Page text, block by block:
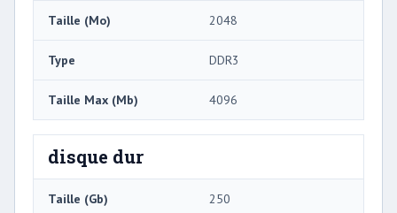
Taille (Mo) 2048
Type DDR3
Taille Max (Mb) 4096
disque dur
Taille (Gb) 250